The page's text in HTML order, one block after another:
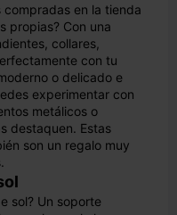
compradas en la tienda
propias? Con una
collares,
con tu
o delicado e
experimentar con
metálicos o
destaquen. Estas
son un regalo muy
sol? Un soporte